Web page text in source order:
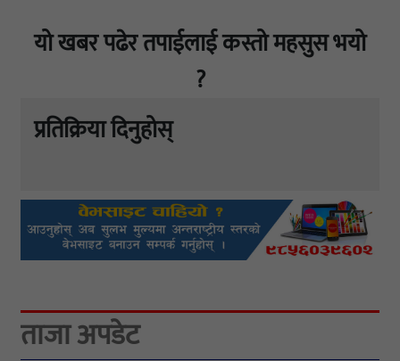
यो खबर पढेर तपाईलाई कस्तो महसुस भयो
?
प्रतिक्रिया दिनुहोस्
ताजा अपडेट